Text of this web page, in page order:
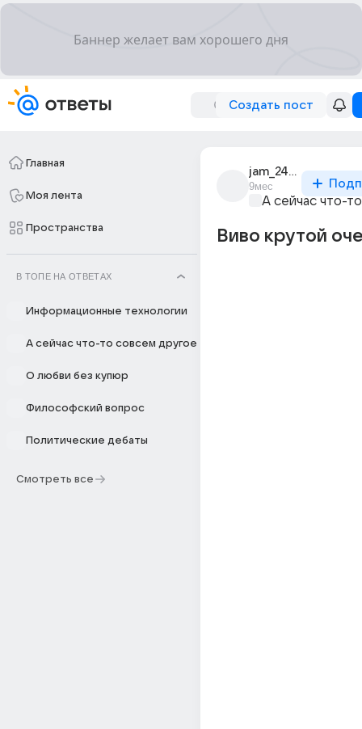
Создать пост
Главная
Моя лента
Пространства
В ТОПЕ НА ОТВЕТАХ
Информационные технологии
А сейчас что-то совсем другое
О любви без купюр
Философский вопрос
Политические дебаты
Смотреть все
jam_2457
9мес
А сейчас что-
Виво крутой